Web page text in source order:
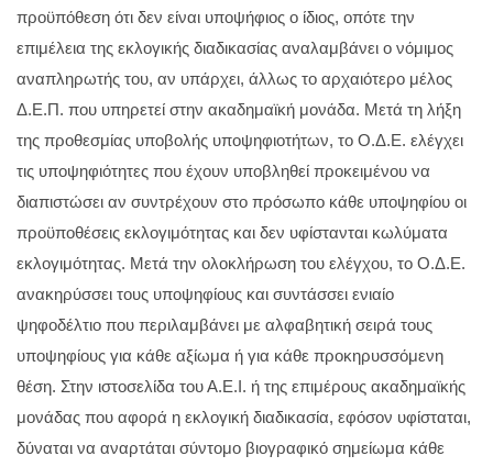
προϋπόθεση ότι δεν είναι υποψήφιος ο ίδιος, οπότε την
επιμέλεια της εκλογικής διαδικασίας αναλαμβάνει ο νόμιμος
αναπληρωτής του, αν υπάρχει, άλλως το αρχαιότερο μέλος
Δ.Ε.Π. που υπηρετεί στην ακαδημαϊκή μονάδα. Μετά τη λήξη
της προθεσμίας υποβολής υποψηφιοτήτων, το Ο.Δ.Ε. ελέγχει
τις υποψηφιότητες που έχουν υποβληθεί προκειμένου να
διαπιστώσει αν συντρέχουν στο πρόσωπο κάθε υποψηφίου οι
προϋποθέσεις εκλογιμότητας και δεν υφίστανται κωλύματα
εκλογιμότητας. Μετά την ολοκλήρωση του ελέγχου, το Ο.Δ.Ε.
ανακηρύσσει τους υποψηφίους και συντάσσει ενιαίο
ψηφοδέλτιο που περιλαμβάνει με αλφαβητική σειρά τους
υποψηφίους για κάθε αξίωμα ή για κάθε προκηρυσσόμενη
θέση. Στην ιστοσελίδα του Α.Ε.Ι. ή της επιμέρους ακαδημαϊκής
μονάδας που αφορά η εκλογική διαδικασία, εφόσον υφίσταται,
δύναται να αναρτάται σύντομο βιογραφικό σημείωμα κάθε